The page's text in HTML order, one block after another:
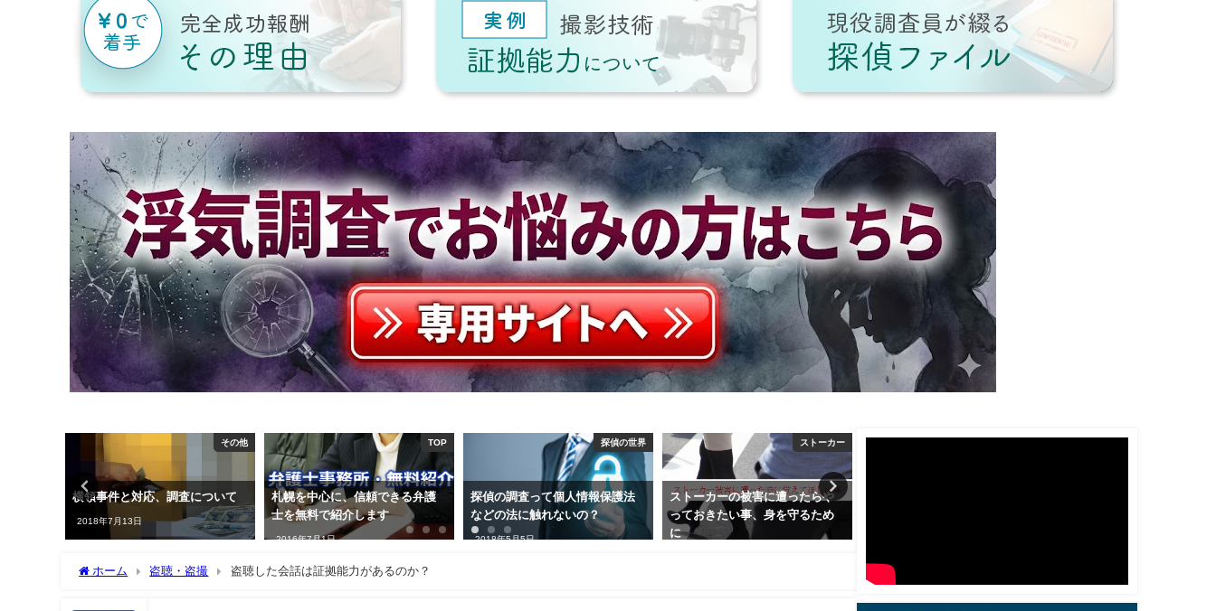
TOP
札幌を中心に、信頼できる弁護
士を無料で紹介します
2016年7月1日
探偵の世界
探偵の調査って個人情報保護法
などの法に触れないの？
2018年5月5日
ストーカー
ストーカーの被害に遭ったらや
っておきたい事、身を守るため
に
その他
札幌探偵事務所について～報告
書と料金体系
2016年9月17日
ホーム 盗聴・盗撮 盗聴した会話は証拠能力があるのか？